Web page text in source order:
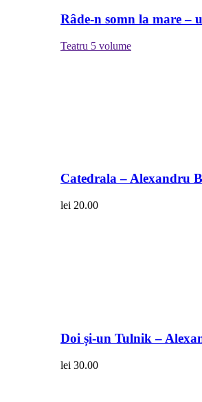
Râde-n somn la mare –
Teatru 5 volume
Catedrala – Alexandru
lei 20.00
Doi și-un Tulnik –
lei 30.00